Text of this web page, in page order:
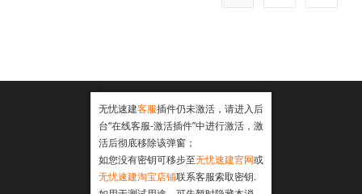
无忧速建客服插件仍未激活，请进入后
台“在线客服-激活插件”中进行激活，激
活后彻底移除该弹窗；
如您没有密钥可移步至无忧速建官网或
无忧速建淘宝店铺联系客服索取密钥.